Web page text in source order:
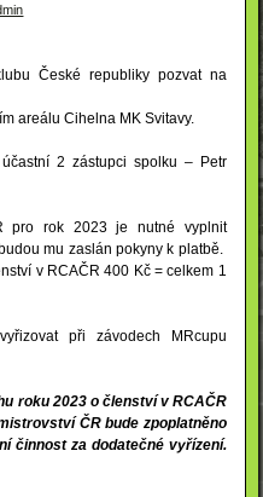
České republiky pozvat na
areálu Cihelna MK Svitavy.
2 zástupci spolku – Petr
pro rok 2023 je nutné vyplnit
mu zaslán pokyny k platbě.
v RCAČR 400 Kč = celkem 1
při závodech MRcupu
roku 2023 o členství v RCAČR
ČR bude zpoplatněno
činnost za dodatečné vyřízení.